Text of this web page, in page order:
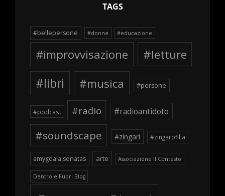
TAGS
#bellepersone #donne #educazione
#improvvisazione
#letture
#libri
#musica #persone
#podcast #radio #radioantidoto
#soundscape #zingari #zingarofilia
amygdala sonatas arte Associazione Il Contesto
Dentro e Fuori Blog